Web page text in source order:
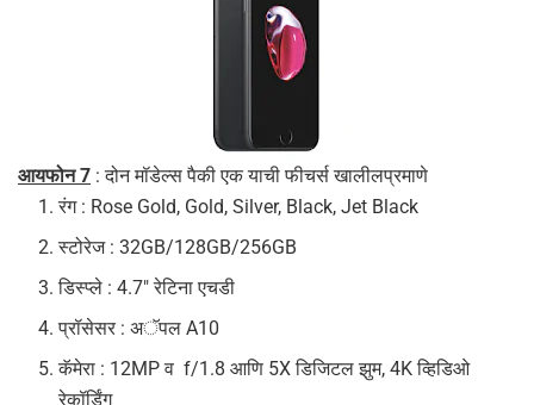
आयफोन 7 : दोन मॉडेल्स पैकी एक याची फीचर्स खालीलप्रमाणे
रंग : Rose Gold, Gold, Silver, Black, Jet Black
स्टोरेज : 32GB/128GB/256GB
डिस्प्ले : 4.7″ रेटिना एचडी
प्रॉसेसर : अॅपल A10
कॅमेरा : 12MP व f/1.8 आणि 5X डिजिटल झुम, 4K व्हिडिओ
रेकॉर्डिंग